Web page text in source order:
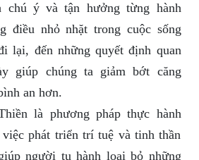
chú ý và tận hưởng từng hành
điều nhỏ nhặt trong cuộc sống
lại, đến những quyết định quan
giúp chúng ta giảm bớt căng
an hơn.
là phương pháp thực hành
phát triển trí tuệ và tinh thần
người tu hành loại bỏ những